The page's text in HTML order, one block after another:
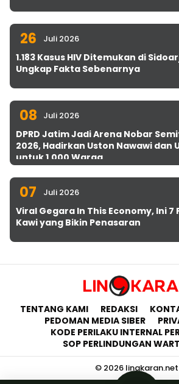
26 Juli 2026
1.183 Kasus HIV Ditemukan di
Ungkap Fakta Sebenarnya
08 Juli 2026
DPRD Jatim Jadi Arena Nobar
2026, Hadirkan Uston Nawawi dan
untuk 1.000 Warga
07 Juli 2026
Viral Gegara In This Economy, Ini 7
Kawi yang Bikin Penasaran
TENTANG KAMI REDAKSI
PEDOMAN MEDIA SIBER
KODE PERILAKU INTERNAL
SOP PERLINDUNGAN
© 2026 lingkaran.net